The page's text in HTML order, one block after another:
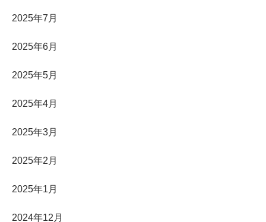
2025年7月
2025年6月
2025年5月
2025年4月
2025年3月
2025年2月
2025年1月
2024年12月